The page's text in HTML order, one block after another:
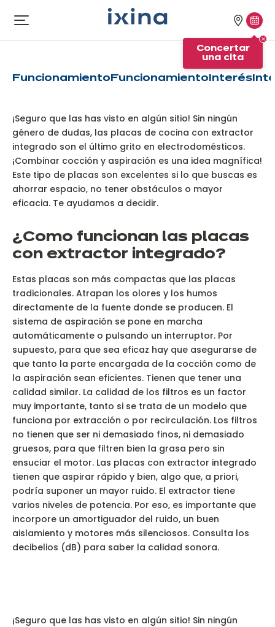
Abrir
el
tiendas
una
Concertar
una cita
cocción con extractor?
Funcionamiento Funcionamiento Interés
¡Seguro que las has visto en algún sitio! Sin ningún
género de dudas, las placas de cocina con extractor
integrado son el último grito en electrodomésticos.
¡Combinar cocción y aspiración es una idea magnífica!
Este tipo de placas son excelentes si lo que buscas es
ahorrar espacio, no tener obstáculos o mayor
eficacia. Te ayudamos a decidir.
¿Como funcionan las placas
con extractor integrado?
Estas placas son más compactas que las placas
tradicionales. Atrapan los olores y los humos
directamente de la fuente donde se producen. El
sistema de aspiración se pone en marcha
automáticamente o pulsando un interruptor. Por
supuesto, para que sea eficaz hay que asegurarse de
que tanto la parte encargada de la cocción como de
la aspiración sean eficientes. Tienen que tener una
calidad similar. La calidad de los filtros es un factor
muy importante, tanto si se trata de un modelo que
funciona por extracción o por recirculación. Los filtros
no tienen que ser ni demasiado finos, ni demasiado
gruesos, para que filtren bien la grasa pero sin
ensuciar el motor. Las placas con extractor integrado
tienen que aspirar rápido y bien, algo que, a priori,
podría suponer un mayor ruido. El extractor tiene
varios niveles de potencia. Por eso, es importante que
incorpore un amortiguador del ruido, un buen
aislamiento y motores más silenciosos. Consulta los
decibelios (dB) para saber la calidad sonora.
¡Seguro que las has visto en algún sitio! Sin ningún